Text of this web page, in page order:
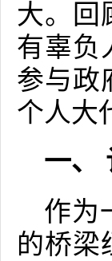
大。回
有辜负
参与政
个人大
一、
作为
的桥梁